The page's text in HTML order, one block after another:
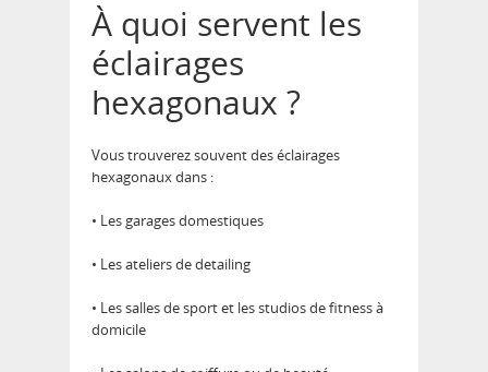
À quoi servent les
éclairages
hexagonaux ?
Vous trouverez souvent des éclairages
hexagonaux dans :
• Les garages domestiques
• Les ateliers de detailing
• Les salles de sport et les studios de fitness à
domicile